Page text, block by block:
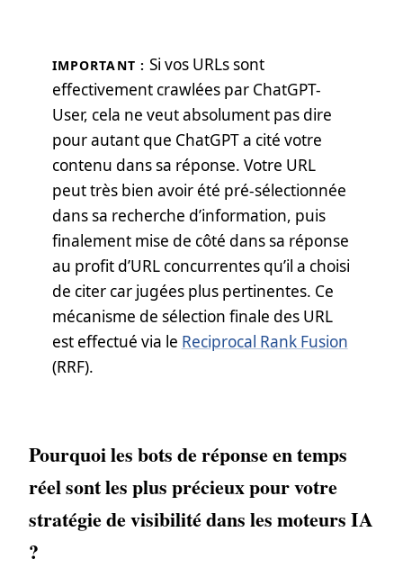
IMPORTANT :Si vos URLs sont
effectivement crawlées par ChatGPT-
User, cela ne veut absolument pas dire
pour autant que ChatGPT a cité votre
contenu dans sa réponse. Votre URL
peut très bien avoir été pré-sélectionnée
dans sa recherche d’information, puis
finalement mise de côté dans sa réponse
au profit d’URL concurrentes qu’il a choisi
de citer car jugées plus pertinentes. Ce
mécanisme de sélection finale des URL
est effectué via le Reciprocal Rank Fusion
(RRF).
Pourquoi les bots de réponse en temps
réel sont les plus précieux pour votre
stratégie de visibilité dans les moteurs IA
?